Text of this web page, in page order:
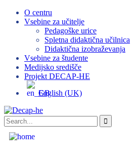
O centru
Vsebine za učitelje
Pedagoške urice
Spletna didaktična učilnica
Didaktična izobraževanja
Vsebine za študente
Medijsko središče
Projekt DECAP-HE
English (UK)